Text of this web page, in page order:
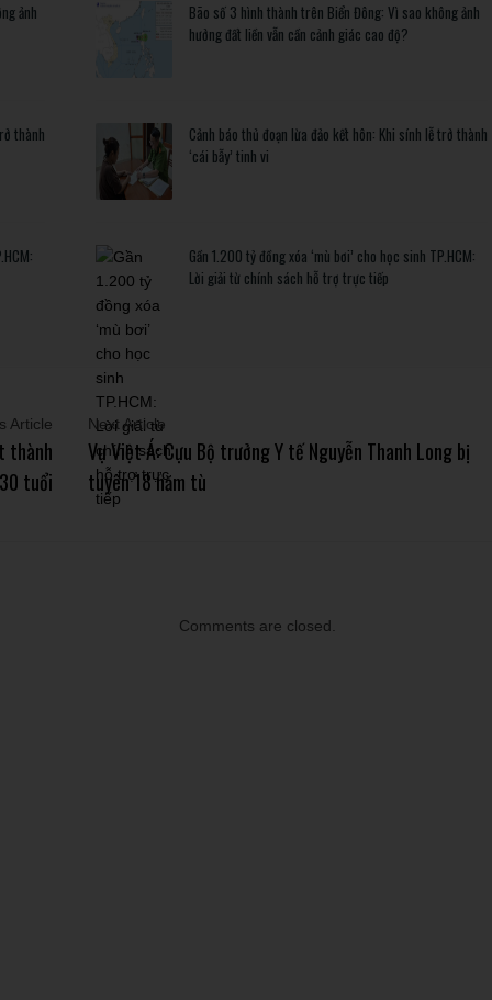
ảnh
thành
Bão số 3 hình thành trên Biển Đông: Vì sao không ảnh
hưởng đất liền vẫn cần cảnh giác cao độ?
Cảnh báo thủ đoạn lừa đảo kết hôn: Khi sính lễ trở thành
‘cái bẫy’ tinh vi
Gần 1.200 tỷ đồng xóa ‘mù bơi’ cho học sinh TP.HCM:
Lời giải từ chính sách hỗ trợ trực tiếp
Article
thành
tuổi
Next Article
Vụ Việt Á: Cựu Bộ trưởng Y tế Nguyễn Thanh Long bị
tuyên 18 năm tù
Comments are closed.